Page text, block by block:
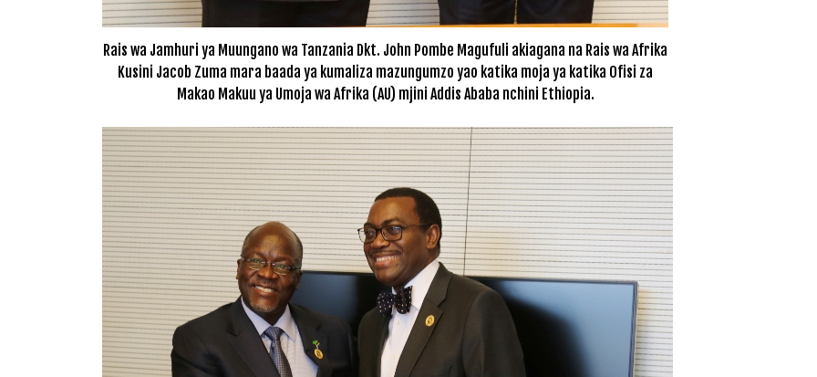
Rais wa Jamhuri ya Muungano wa Tanzania Dkt. John Pombe Magufuli akiagana na Rais wa Afrika
Kusini Jacob Zuma mara baada ya kumaliza mazungumzo yao katika moja ya katika Ofisi za
Makao Makuu ya Umoja wa Afrika (AU) mjini Addis Ababa nchini Ethiopia.